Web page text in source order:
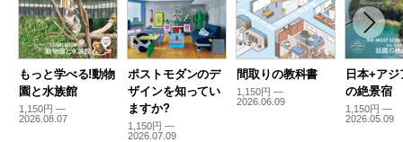
もっと学べる!動物
園と水族館
1,150円 —
2026.08.07
ポストモダンのデ
ザインを知ってい
ますか?
1,150円 —
2026.07.09
間取りの教科書
1,150円 —
2026.06.09
日本+アジ
の絶景宿
1,150円 —
2026.05.09